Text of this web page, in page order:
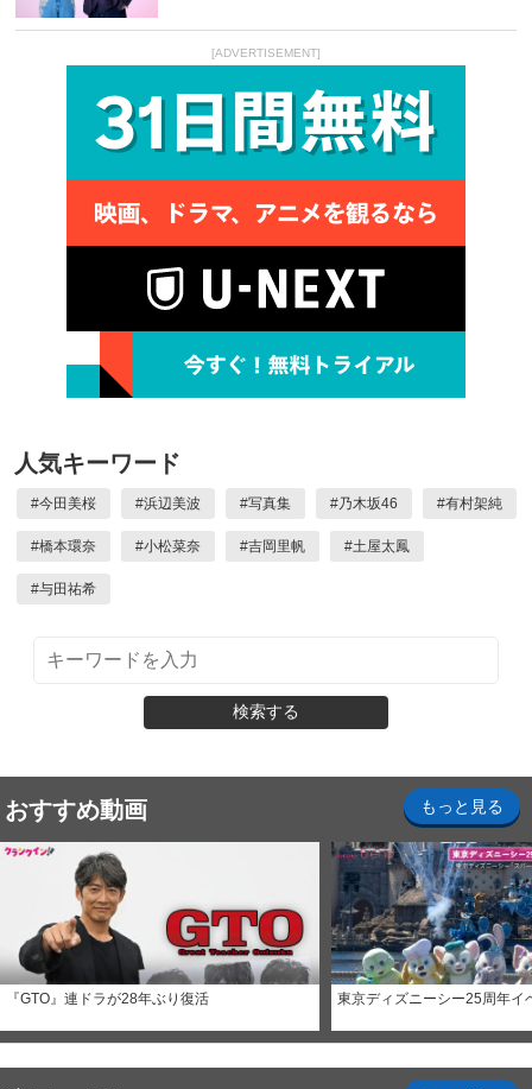
[ADVERTISEMENT]
人気キーワード
#今田美桜 #浜辺美波 #写真集 #乃木坂46 #有村架純
#橋本環奈 #小松菜奈 #吉岡里帆 #土屋太鳳
#与田祐希
検索する
おすすめ動画 もっと見る
『GTO』連ドラが28年ぶり復活 東京ディズニーシー25周年イ